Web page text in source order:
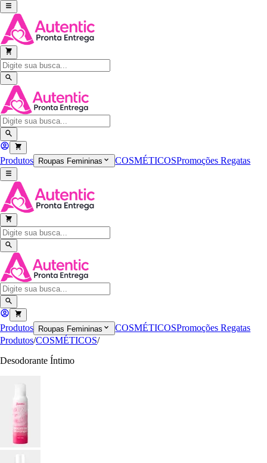
Produtos Roupas Femininas COSMÉTICOSPromoçõesRegatas
Produtos Roupas Femininas COSMÉTICOSPromoçõesRegatas
Produtos/COSMÉTICOS/
Desodorante Íntimo